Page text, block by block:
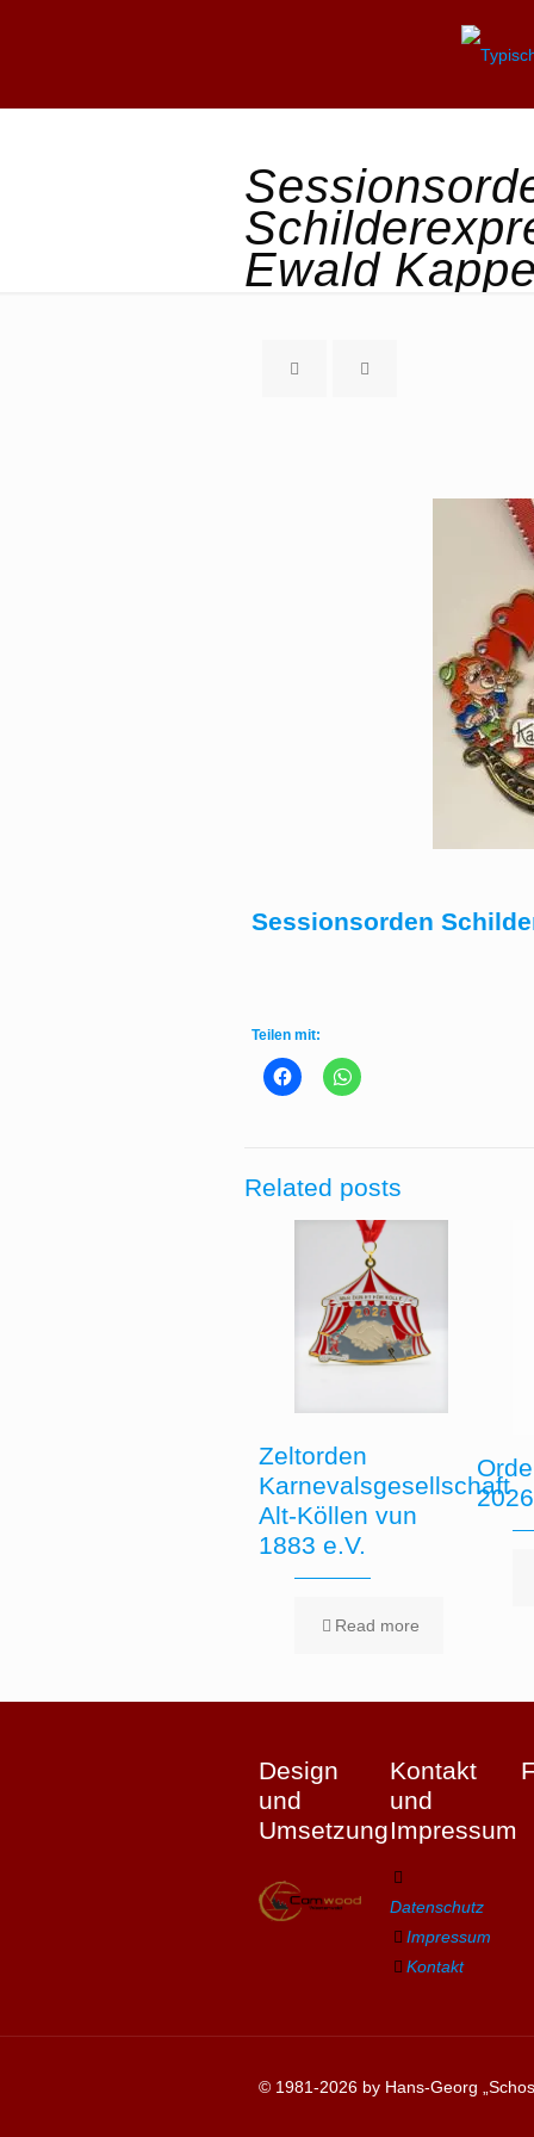
Ewald
Sessionsorden
Teilen mit:
Related posts
Zeltorden
Karnevalsgesellschaft
Alt-Köllen vun
1883 e.V.
Read more
2026
Design
und
Umsetzung
Kontakt
und
Impressum
Datenschutz
Impressum
Kontakt
© 1981-2026 by Hans-Georg